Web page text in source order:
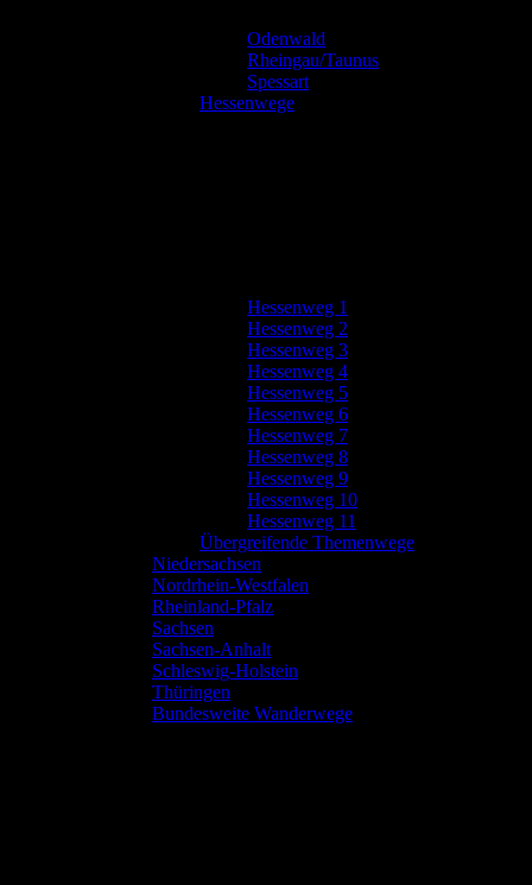
Odenwald
Rheingau/Taunus
Spessart
Hessenwege
Hessenweg 1
Hessenweg 2
Hessenweg 3
Hessenweg 4
Hessenweg 5
Hessenweg 6
Hessenweg 7
Hessenweg 8
Hessenweg 9
Hessenweg 10
Hessenweg 11
Übergreifende Themenwege
Niedersachsen
Nordrhein-Westfalen
Rheinland-Pfalz
Sachsen
Sachsen-Anhalt
Schleswig-Holstein
Thüringen
Bundesweite Wanderwege